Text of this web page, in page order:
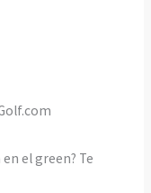
el green? Te